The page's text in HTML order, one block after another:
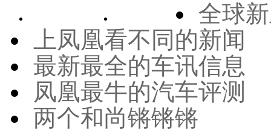
全球
上凤凰看不同的新闻
最新最全的车讯信息
凤凰最牛的汽车评测
两个和尚锵锵锵